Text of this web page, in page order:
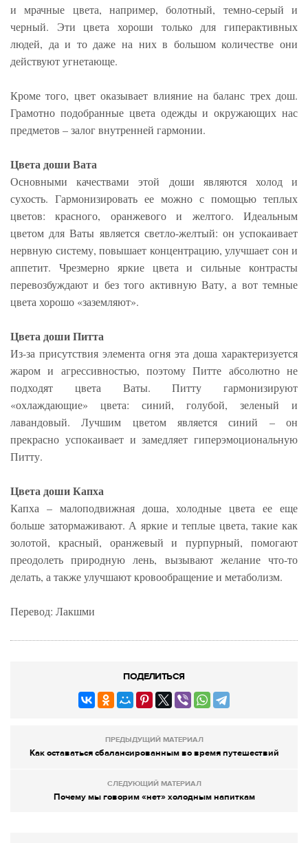
и мрачные цвета, например, болотный, темно-серый и
черный. Эти цвета хороши только для гиперактивных
людей, да и то даже на них в большом количестве они
действуют угнетающе.
Кроме того, цвет оказывает влияние на баланс трех дош.
Грамотно подобранные цвета одежды и окружающих нас
предметов – залог внутренней гармонии.
Цвета доши Вата
Основными качествами этой доши являются холод и
сухость. Гармонизировать ее можно с помощью теплых
цветов: красного, оранжевого и желтого. Идеальным
цветом для Ваты является светло-желтый: он успокаивает
нервную систему, повышает концентрацию, улучшает сон и
аппетит. Чрезмерно яркие цвета и сильные контрасты
перевозбуждают и без того активную Вату, а вот темные
цвета хорошо «заземляют».
Цвета доши Питта
Из-за присутствия элемента огня эта доша характеризуется
жаром и агрессивностью, поэтому Питте абсолютно не
подходят цвета Ваты. Питту гармонизируют
«охлаждающие» цвета: синий, голубой, зеленый и
лавандовый. Лучшим цветом является синий – он
прекрасно успокаивает и замедляет гиперэмоциональную
Питту.
Цвета доши Капха
Капха – малоподвижная доша, холодные цвета ее еще
больше затормаживают. А яркие и теплые цвета, такие как
золотой, красный, оранжевый и пурпурный, помогают
преодолеть природную лень, вызывают желание что-то
делать, а также улучшают кровообращение и метаболизм.
Перевод: Лакшми
ПОДЕЛИТЬСЯ
ПРЕДЫДУЩИЙ МАТЕРИАЛ
Как оставаться сбалансированным во время путешествий
СЛЕДУЮЩИЙ МАТЕРИАЛ
Почему мы говорим «нет» холодным напиткам